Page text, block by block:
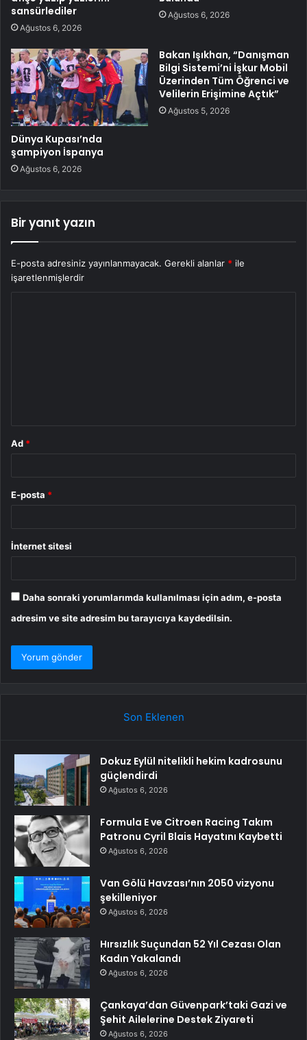
sansürlediler
Ağustos 6, 2026
Ağustos 6, 2026
Dünya Kupası’nda
şampiyon İspanya
Ağustos 6, 2026
Bakan Işıkhan, “Danışman
Bilgi Sistemi’ni İşkur Mobil
Üzerinden Tüm Öğrenci ve
Velilerin Erişimine Açtık”
Ağustos 5, 2026
Bir yanıt yazın
E-posta adresiniz yayınlanmayacak. Gerekli alanlar * ile
işaretlenmişlerdir
Ad *
E-posta *
İnternet sitesi
Daha sonraki yorumlarımda kullanılması için adım, e-posta
adresim ve site adresim bu tarayıcıya kaydedilsin.
Son Eklenen
Dokuz Eylül nitelikli hekim kadrosunu
güçlendirdi
Ağustos 6, 2026
Formula E ve Citroen Racing Takım
Patronu Cyril Blais Hayatını Kaybetti
Ağustos 6, 2026
Van Gölü Havzası’nın 2050 vizyonu
şekilleniyor
Ağustos 6, 2026
Hırsızlık Suçundan 52 Yıl Cezası Olan
Kadın Yakalandı
Ağustos 6, 2026
Çankaya’dan Güvenpark’taki Gazi ve
Şehit Ailelerine Destek Ziyareti
Ağustos 6, 2026